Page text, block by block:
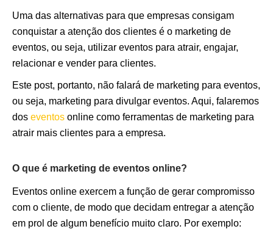
Uma das alternativas para que empresas consigam
conquistar a atenção dos clientes é o marketing de
eventos, ou seja, utilizar eventos para atrair, engajar,
relacionar e vender para clientes.
Este post, portanto, não falará de marketing para eventos,
ou seja, marketing para divulgar eventos. Aqui, falaremos
dos eventos online como ferramentas de marketing para
atrair mais clientes para a empresa.
O que é marketing de eventos online?
Eventos online exercem a função de gerar compromisso
com o cliente, de modo que decidam entregar a atenção
em prol de algum benefício muito claro. Por exemplo: